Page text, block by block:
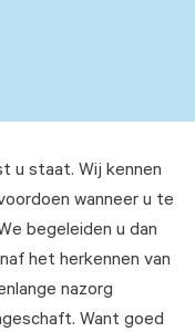
u staat. Wij kennen
wanneer u te
begeleiden u dan
het herkennen van
nazorg
Want goed